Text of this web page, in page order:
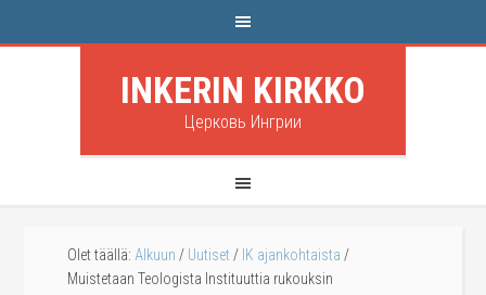
INKERIN KIRKKO
Церковь Ингрии
Olet täällä: Alkuun / Uutiset / IK ajankohtaista /
Muistetaan Teologista Instituuttia rukouksin